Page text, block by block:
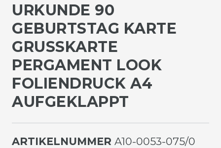
URKUNDE 90
GEBURTSTAG KARTE
GRUSSKARTE P
ERGAMENT LOOK F
OLIENDRUCK A4 A
UFGEKLAPPT
ARTIKELNUMMER A10-0053-075/0